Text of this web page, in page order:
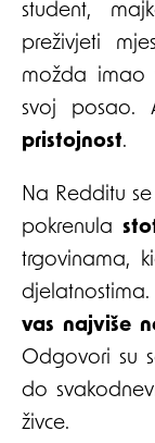
student,
preživjeti
možda imao
svoj posao.
pristojnost.
Na Redditu
pokrenula
trgovinama,
vas najviše
Odgovori su
do
živce.